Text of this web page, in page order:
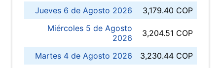
Jueves 6 de Agosto 2026
3,179.40 COP
Miércoles 5 de Agosto
2026
3,204.51 COP
Martes 4 de Agosto 2026
3,230.44 COP